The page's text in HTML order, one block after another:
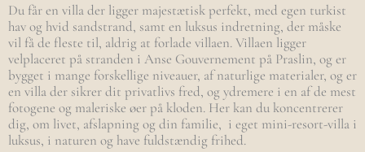
Du får en villa der ligger majestætisk perfekt, med egen turkist
hav og hvid sandstrand, samt en luksus indretning, der måske
vil få de fleste til, aldrig at forlade villaen. Villaen ligger
velplaceret på stranden i Anse Gouvernement på Praslin, og er
bygget i mange forskellige niveauer, af naturlige materialer, og er
en villa der sikrer dit privatlivs fred, og ydremere i en af de mest
fotogene og maleriske øer på kloden. Her kan du koncentrerer
dig, om livet, afslapning og din familie, i eget mini-resort-villa i
luksus, i naturen og have fuldstændig frihed.